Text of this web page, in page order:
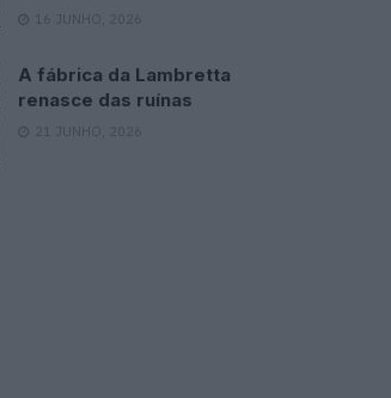
16 JUNHO, 2026
A fábrica da Lambretta
renasce das ruínas
21 JUNHO, 2026